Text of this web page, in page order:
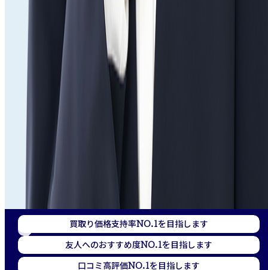
買取り価格支持率NO.1 を目指します
友人へのおすすめ度NO.1 を目指します
口コミ高評価NO.1 を目指します